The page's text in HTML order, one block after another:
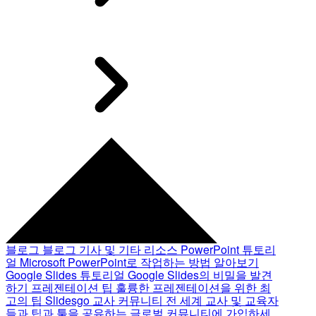
블로그 블로그 기사 및 기타 리소스 PowerPoint 튜토리
얼 Microsoft PowerPoint로 작업하는 방법 알아보기
Google Slides 튜토리얼 Google Slides의 비밀을 발견
하기 프레젠테이션 팁 훌륭한 프레젠테이션을 위한 최
고의 팁 Slidesgo 교사 커뮤니티 전 세계 교사 및 교육자